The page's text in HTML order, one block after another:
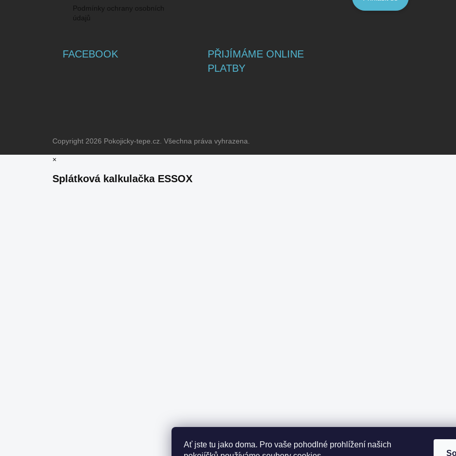
Ať jste tu jako doma. Pro vaše pohodlné prohlížení našich
Podmínky ochrany osobních
údajů
FACEBOOK
PŘIJÍMÁME ONLINE
PLATBY
Copyright 2026 Pokojicky-tepe.cz. Všechna práva vyhrazena.
×
Splátková kalkulačka ESSOX